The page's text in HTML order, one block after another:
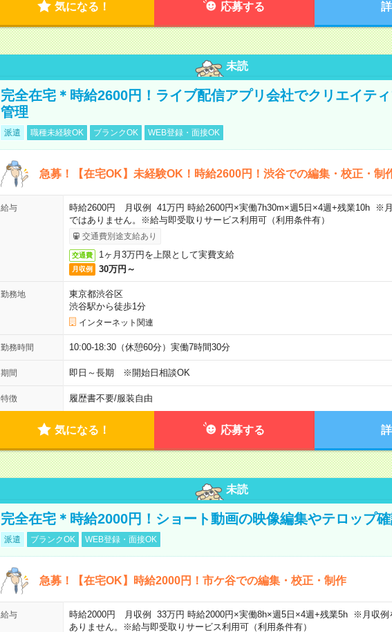
気になる！ 応募する
未読
完全在宅＊時給2600円！ライブ配信アプリ会社でクリエイテ
管理
派遣 職種未経験OK ブランクOK WEB登録・面接OK
急募！【在宅OK】未経験OK！時給2600円！渋谷での編集・校正・制
給与
時給2600円 月収例 41万円 時給2600円×実働7h30m×週5日×4週+残業10h ※
ではありません。※給与即受取りサービス利用可（利用条件有）
交通費別途支給あり
交通費 1ヶ月3万円を上限として実費支給
月収例 30万円～
勤務地
東京都渋谷区
渋谷駅から徒歩1分
インターネット関連
勤務時間 10:00-18:30（休憩60分）実働7時間30分
期間 即日～長期 ※開始日相談OK
特徴 履歴書不要/服装自由
気になる！ 応募する
未読
完全在宅＊時給2000円！ショート動画の映像編集やテロップ
派遣 ブランクOK WEB登録・面接OK
急募！【在宅OK】時給2000円！市ケ谷での編集・校正・制作
給与
時給2000円 月収例 33万円 時給2000円×実働8h×週5日×4週+残業5h ※月収例
ありません。※給与即受取りサービス利用可（利用条件有）